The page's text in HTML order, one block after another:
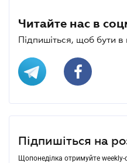
Читайте нас в
Підпишіться, щоб бути в
Підпишіться на
Щопонеділка отримуйте weekly-